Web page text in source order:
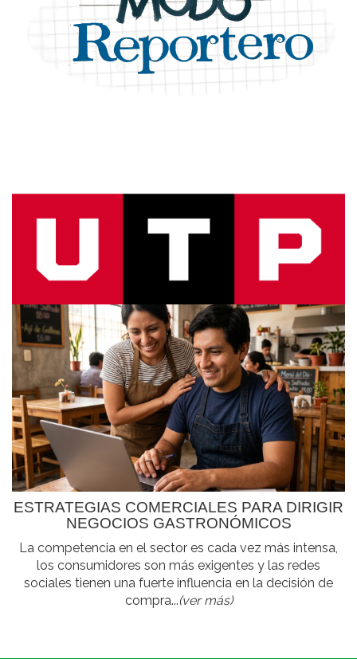
ESTRATEGIAS COMERCIALES PARA DIRIGIR
NEGOCIOS GASTRONÓMICOS
La competencia en el sector es cada vez más intensa,
los consumidores son más exigentes y las redes
sociales tienen una fuerte influencia en la decisión de
compra...(ver más)